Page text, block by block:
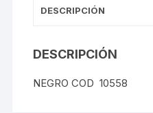
DESCRIPCIÓN
DESCRIPCIÓN
NEGRO COD 10558